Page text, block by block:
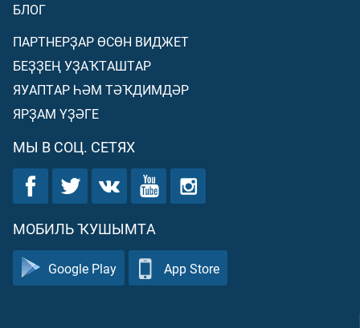
БЛОГ
ПАРТНЕРҘАР ӨСӨН ВИДЖЕТ
БЕҘҘЕҢ УҘАҠТАШТАР
ЯУАПТАР ҺӘМ ТӘҠДИМДӘР
ЯРҘАМ ҮҘӘГЕ
МЫ В СОЦ. СЕТЯХ
МОБИЛЬ ҠУШЫМТА
Google Play App Store